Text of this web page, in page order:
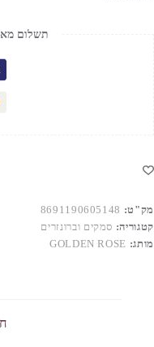
תשלום
מק"ט: 8691190605148
קטגוריה: סמקים וברונזרים
מותג: GOLDEN ROSE